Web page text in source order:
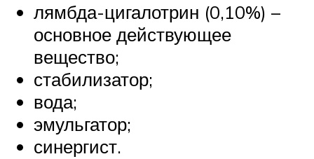
лямбда-цигалотрин (0,10%) –
основное действующее
вещество;
стабилизатор;
вода;
эмульгатор;
синергист.